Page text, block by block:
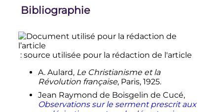
La Gorce,
Révolution française
Christianisme et Révolution, 1986,
↑Cité par La Gorce,Histoire
t. I,p. 276.
Cité par Viguerie,
Christianisme et
Révolution,p. 82 .
Bibliographie
: source utilisée pour la rédaction de l'article
A. Aulard, Le Christianisme et la
Révolution française, Paris, 1925.
Jean Raymond de Boisgelin de Cucé,
Observations sur le serment prescrit aux